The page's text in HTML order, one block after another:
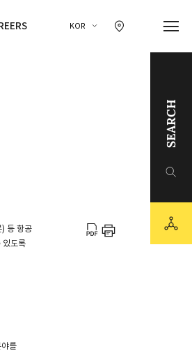
KOR
SEARCH
등 항공
있도록
를